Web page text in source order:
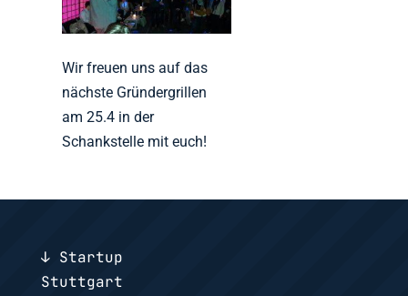
Wir freuen uns auf das
nächste Gründergrillen
am 25.4 in der
Schankstelle mit euch!
↓ Startup
Stuttgart